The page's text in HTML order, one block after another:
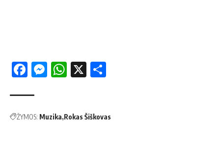
Facebook
Messenger
WhatsApp
X
ŽYMOS: Muzika Rokas Šiškovas